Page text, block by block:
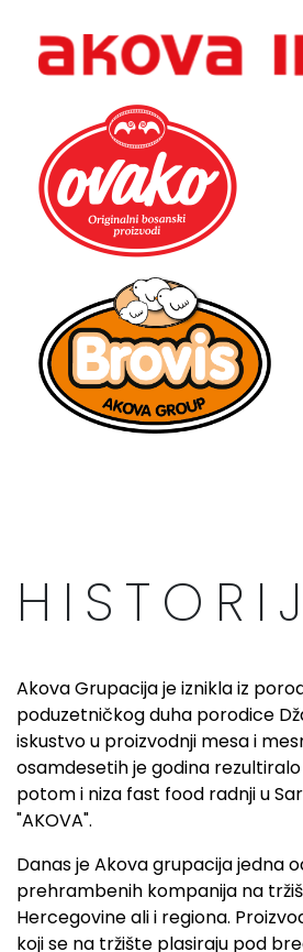
Akova Grupacija je iznikla iz
poduzetničkog duha porodice
iskustvo u proizvodnji mesa i
osamdesetih je godina
potom i niza fast food radnji u
"AKOVA".
Danas je Akova grupacija jedna
prehrambenih kompanija na
Hercegovine ali i regiona.
koji se na tržište plasiraju pod